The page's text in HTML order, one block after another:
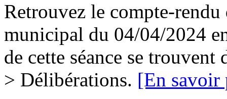
Retrouvez le compte-rendu
municipal du 04/04/2024
de cette séance se
> Délibérations. [En savoir